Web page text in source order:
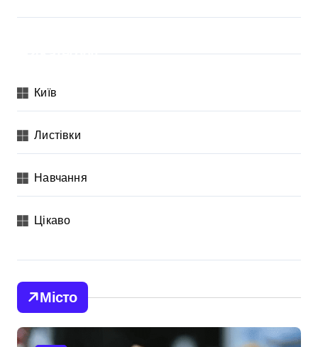
Київ
Листівки
Навчання
Цікаво
Місто